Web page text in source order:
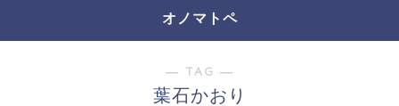
オノマトペ
― TAG ―
葉石かおり